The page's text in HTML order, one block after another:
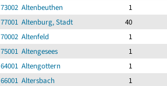
73002 Altenbeuthen
1
77001 Altenburg, Stadt
40
70002 Altenfeld
1
75001 Altengesees
1
64001 Altengottern
1
66001 Altersbach
1